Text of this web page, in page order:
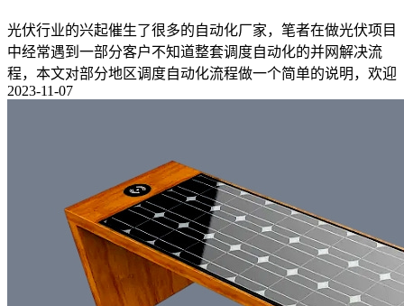
光伏行业的兴起催生了很多的自动化厂家，笔者在做光伏项目
中经常遇到一部分客户不知道整套调度自动化的并网解决流
程，本文对部分地区调度自动化流程做一个简单的说明，欢迎
2023-11-07